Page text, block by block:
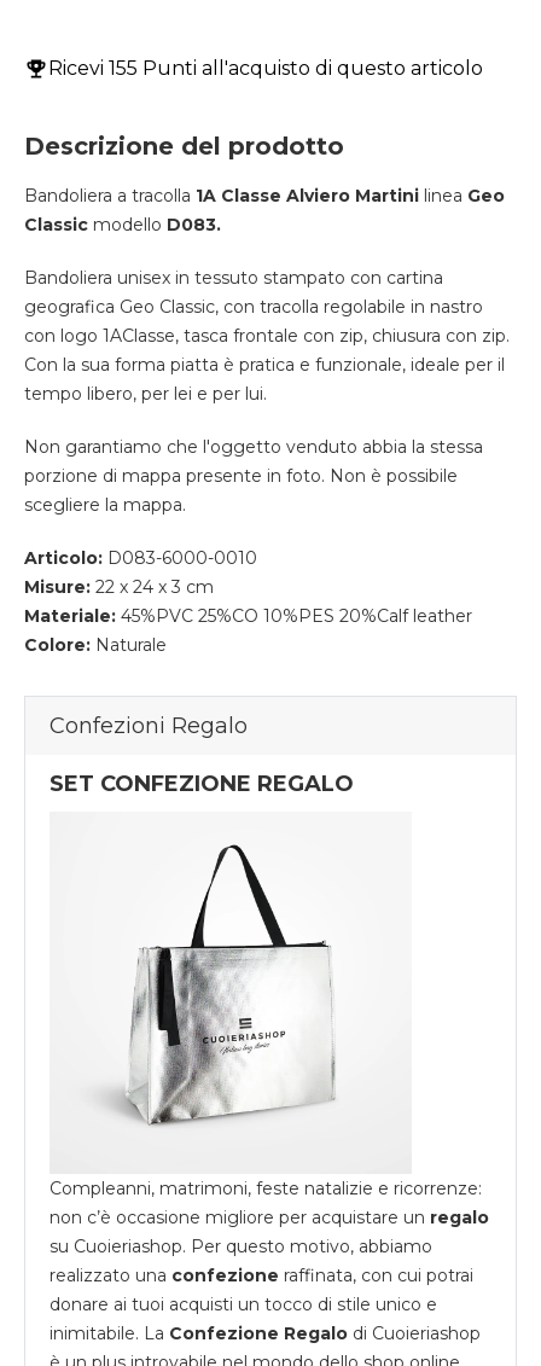
Ricevi 155 Punti all'acquisto di questo articolo
Descrizione del prodotto
Bandoliera a tracolla 1A Classe Alviero Martini linea Geo
Classic modello D083.
Bandoliera unisex in tessuto stampato con cartina
geografica Geo Classic, con tracolla regolabile in nastro
con logo 1AClasse, tasca frontale con zip, chiusura con zip.
Con la sua forma piatta è pratica e funzionale, ideale per il
tempo libero, per lei e per lui.
Non garantiamo che l'oggetto venduto abbia la stessa
porzione di mappa presente in foto. Non è possibile
scegliere la mappa.
Articolo: D083-6000-0010
Misure: 22 x 24 x 3 cm
Materiale: 45%PVC 25%CO 10%PES 20%Calf leather
Colore: Naturale
Confezioni Regalo
SET CONFEZIONE REGALO
Compleanni, matrimoni, feste natalizie e ricorrenze:
non c’è occasione migliore per acquistare un regalo
su Cuoieriashop. Per questo motivo, abbiamo
realizzato una confezione raffinata, con cui potrai
donare ai tuoi acquisti un tocco di stile unico e
inimitabile. La Confezione Regalo di Cuoieriashop